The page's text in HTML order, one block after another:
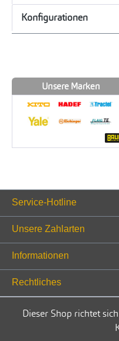
Konfigurationen
Unsere Marken
Service-Hotline
Unsere Zahlarten
Informationen
Rechtliches
Dieser Shop richtet